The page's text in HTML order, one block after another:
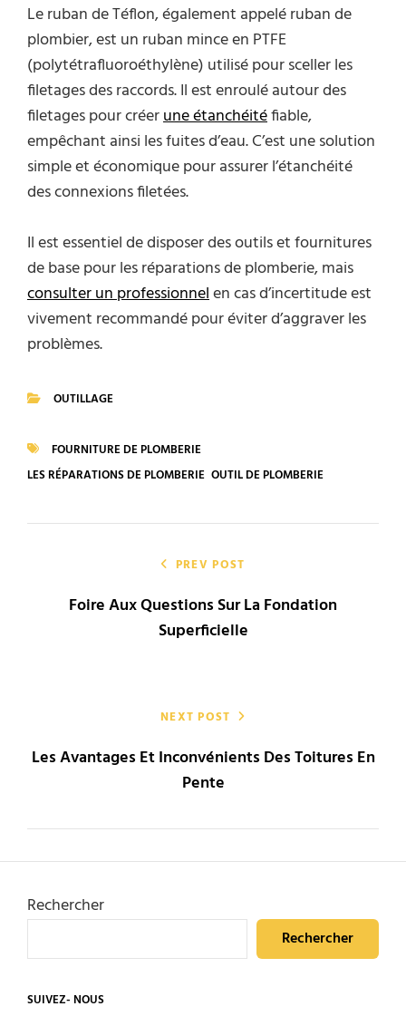
Le ruban de Téflon, également appelé ruban de
plombier, est un ruban mince en PTFE
(polytétrafluoroéthylène) utilisé pour sceller les
filetages des raccords. Il est enroulé autour des
filetages pour créerune étanchéitéfiable,
empêchant ainsi les fuites d’eau. C’est une solution
simple et économique pour assurer l’étanchéité
des connexions filetées.
Il est essentiel de disposer des outils et fournitures
de base pour les réparations de plomberie, mais
consulter un professionnelen cas d’incertitude est
vivement recommandé pour éviter d’aggraver les
problèmes.
OUTILLAGE
TAGS
FOURNITURE DE PLOMBERIE
LES RÉPARATIONS DE PLOMBERIE OUTIL DE PLOMBERIE
l’article
PREV POST
Foire Aux Questions Sur La Fondation
Superficielle
NEXT POST
Les Avantages Et Inconvénients Des Toitures En
Pente
Rechercher
Rechercher
SUIVEZ- NOUS